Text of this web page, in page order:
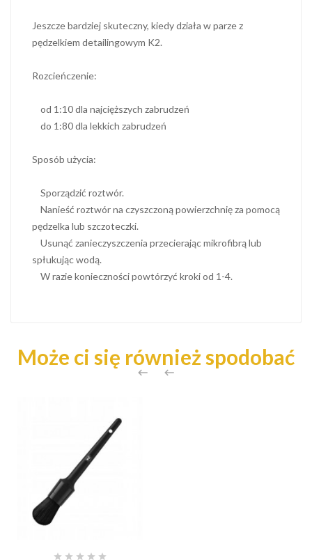
Jeszcze bardziej skuteczny, kiedy działa w parze z
pędzelkiem detailingowym K2.
Rozcieńczenie:
od 1:10 dla najcięższych zabrudzeń
do 1:80 dla lekkich zabrudzeń
Sposób użycia:
Sporządzić roztwór.
Nanieść roztwór na czyszczoną powierzchnię za pomocą
pędzelka lub szczoteczki.
Usunąć zanieczyszczenia przecierając mikrofibrą lub
spłukując wodą.
W razie konieczności powtórzyć kroki od 1-4.
Może ci się również spodobać
 
    